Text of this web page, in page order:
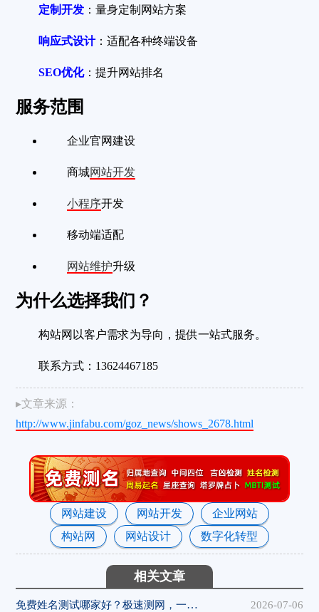
定制开发 ：量身定制网站方案
响应式设计：适配各种终端设备
SEO优化：提升网站排名
服务范围
企业官网建设
商城网站开发
小程序开发
移动端适配
网站维护升级
为什么选择我们？
构站网以客户需求为导向，提供一站式服务。
联系方式：13624467185
▸文章来源：
http://www.jinfabu.com/goz_news/shows_2678.html
网站建设 网站开发
企业网站
构站网
网站设计 数字化转型
相关文章
免费姓名测试哪家好？极速测网，一键解锁姓名隐藏寓意 2026-07-06